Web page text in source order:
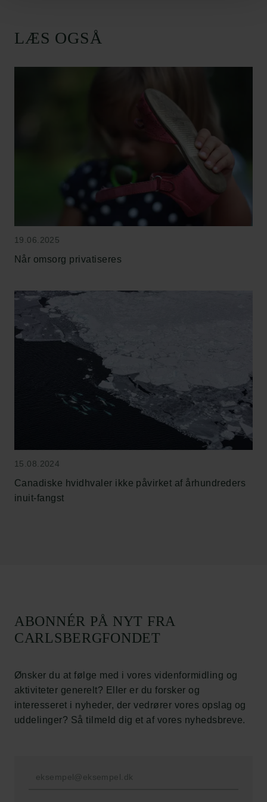
LÆS OGSÅ
19.06.2025
Når omsorg privatiseres
15.08.2024
Canadiske hvidhvaler ikke påvirket af århundreders
inuit-fangst
ABONNÉR PÅ NYT FRA
CARLSBERGFONDET
Ønsker du at følge med i vores videnformidling og
aktiviteter generelt? Eller er du forsker og
interesseret i nyheder, der vedrører vores opslag og
uddelinger? Så tilmeld dig et af vores nyhedsbreve.
Links
Pressekontakt
Job hos os
Carlsbergfondet
Carlsberg Group
Frederiksborg • Nationalhistorisk Museum
Ny Carlsbergfondet
Ny Carlsberg Glyptotek
1553 København V